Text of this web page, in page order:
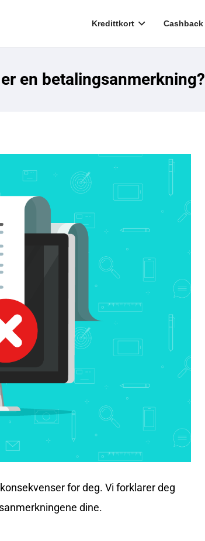
Kredittkort Cashback
en betalingsanmerkning?
for deg. Vi forklarer deg
dine.